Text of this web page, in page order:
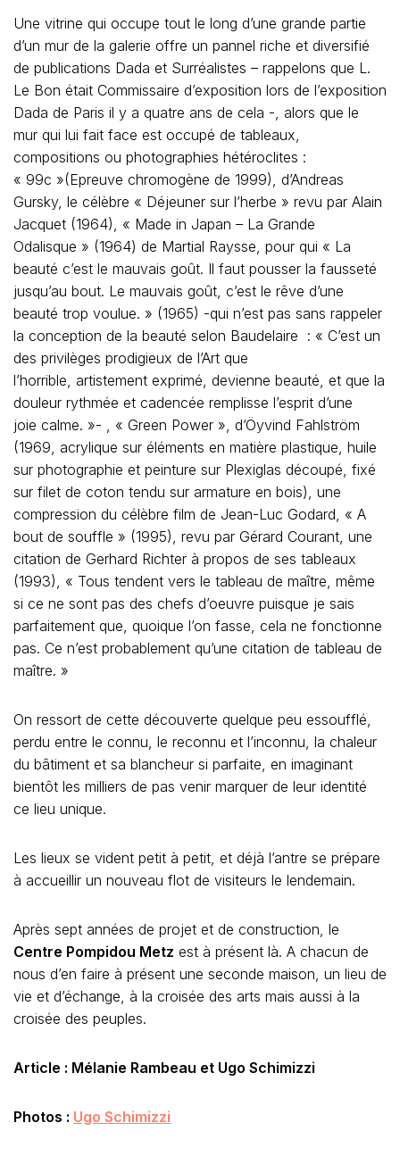
Une vitrine qui occupe tout le long d’une grande partie
d’un mur de la galerie offre un pannel riche et diversifié
de publications Dada et Surréalistes – rappelons que L.
Le Bon était Commissaire d’exposition lors de l’exposition
Dada de Paris il y a quatre ans de cela -, alors que le
mur qui lui fait face est occupé de tableaux,
compositions ou photographies hétéroclites :
« 99c »(Epreuve chromogène de 1999), d’Andreas
Gursky, le célèbre « Déjeuner sur l’herbe » revu par Alain
Jacquet (1964), « Made in Japan – La Grande
Odalisque » (1964) de Martial Raysse, pour qui « La
beauté c’est le mauvais goût. Il faut pousser la fausseté
jusqu’au bout. Le mauvais goût, c’est le rêve d’une
beauté trop voulue. » (1965) -qui n’est pas sans rappeler
la conception de la beauté selon Baudelaire : « C’est un
des privilèges prodigieux de l’Art que
l’horrible, artistement exprimé, devienne beauté, et que la
douleur rythmée et cadencée remplisse l’esprit d’une
joie calme. »- , « Green Power », d’Öyvind Fahlström
(1969, acrylique sur éléments en matière plastique, huile
sur photographie et peinture sur Plexiglas découpé, fixé
sur filet de coton tendu sur armature en bois), une
compression du célèbre film de Jean-Luc Godard, « A
bout de souffle » (1995), revu par Gérard Courant, une
citation de Gerhard Richter à propos de ses tableaux
(1993), « Tous tendent vers le tableau de maître, même
si ce ne sont pas des chefs d’oeuvre puisque je sais
parfaitement que, quoique l’on fasse, cela ne fonctionne
pas. Ce n’est probablement qu’une citation de tableau de
maître. »
On ressort de cette découverte quelque peu essoufflé,
perdu entre le connu, le reconnu et l’inconnu, la chaleur
du bâtiment et sa blancheur si parfaite, en imaginant
bientôt les milliers de pas venir marquer de leur identité
ce lieu unique.
Les lieux se vident petit à petit, et déjà l’antre se prépare
à accueillir un nouveau flot de visiteurs le lendemain.
Après sept années de projet et de construction, le
Centre Pompidou Metz est à présent là. A chacun de
nous d’en faire à présent une seconde maison, un lieu de
vie et d’échange, à la croisée des arts mais aussi à la
croisée des peuples.
Article : Mélanie Rambeau et Ugo Schimizzi
Photos : Ugo Schimizzi